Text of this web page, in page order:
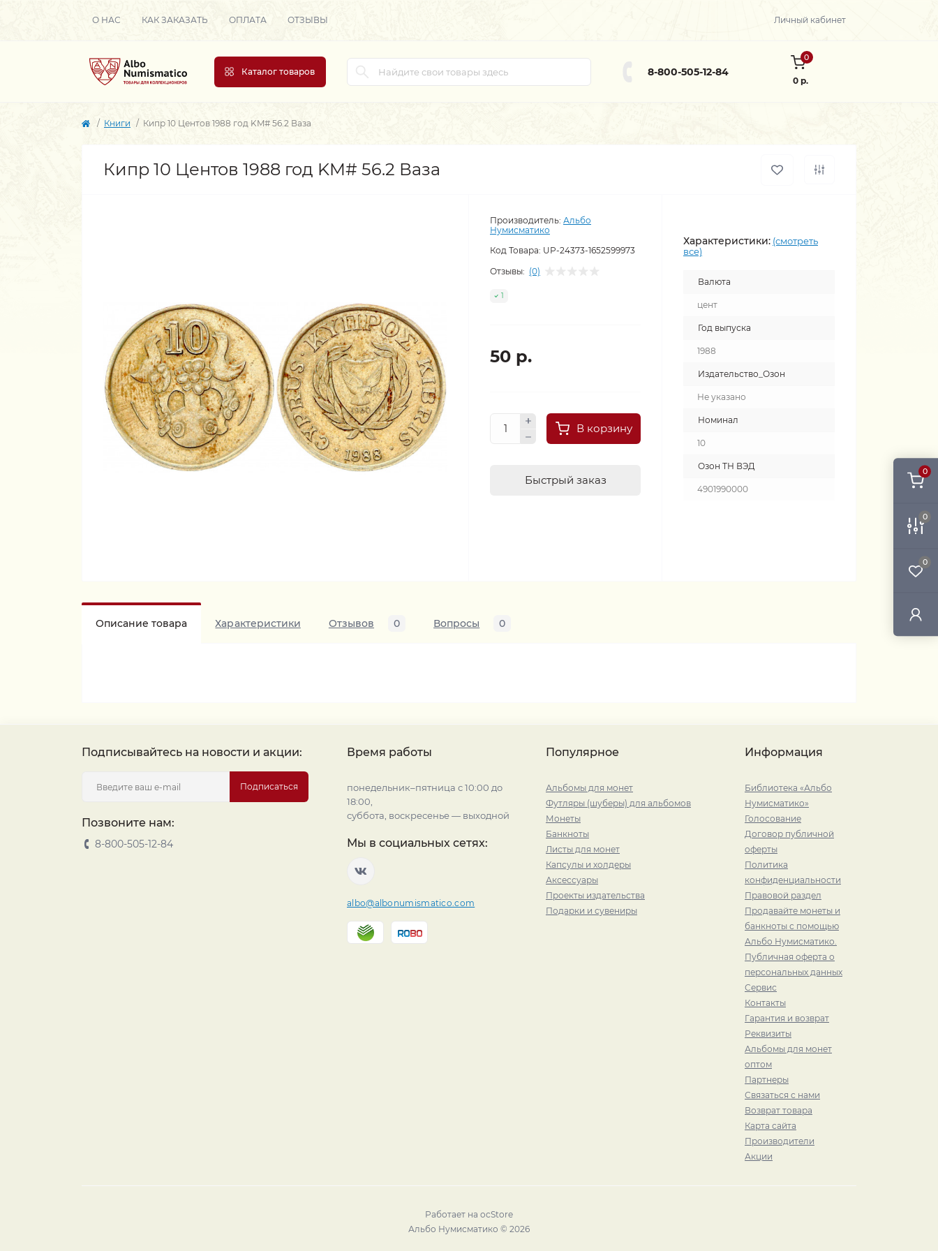
0
0
0
О НАС КАК ЗАКАЗАТЬ ОПЛАТА ОТЗЫВЫ Личный кабинет
Каталог товаров 8-800-505-12-84
0
0 р.
Книги Кипр 10 Центов 1988 год KM# 56.2 Ваза
Кипр 10 Центов 1988 год KM# 56.2 Ваза
Производитель: Альбо
Нумисматико
Код Товара: UP-24373-1652599973
Отзывы: (0)
1
50 р.
В корзину
Быстрый заказ
Характеристики: (смотреть
все)
Валюта
цент
Год выпуска
1988
Издательство_Озон
Не указано
Номинал
10
Озон ТН ВЭД
4901990000
Описание товара Характеристики Отзывов 0 Вопросы 0
Подписывайтесь на новости и акции:
Подписаться
Позвоните нам:
8-800-505-12-84
Время работы
понедельник–пятница с 10:00 до
18:00,
суббота, воскресенье — выходной
Мы в социальных сетях:
albo@albonumismatico.com
Популярное
Альбомы для монет
Футляры (шуберы) для альбомов
Монеты
Банкноты
Листы для монет
Капсулы и холдеры
Аксессуары
Проекты издательства
Подарки и сувениры
Информация
Библиотека «Альбо
Нумисматико»
Голосование
Договор публичной
оферты
Политика
конфиденциальности
Правовой раздел
Продавайте монеты и
банкноты с помощью
Альбо Нумисматико.
Публичная оферта о
персональных данных
Сервис
Контакты
Гарантия и возврат
Реквизиты
Альбомы для монет
оптом
Партнеры
Связаться с нами
Возврат товара
Карта сайта
Производители
Акции
Работает на ocStore
Альбо Нумисматико © 2026